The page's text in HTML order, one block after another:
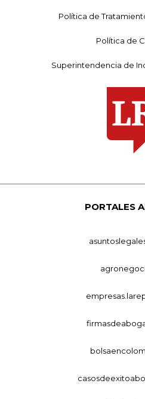
Política de
Política de
Superintendencia de
PORTALES